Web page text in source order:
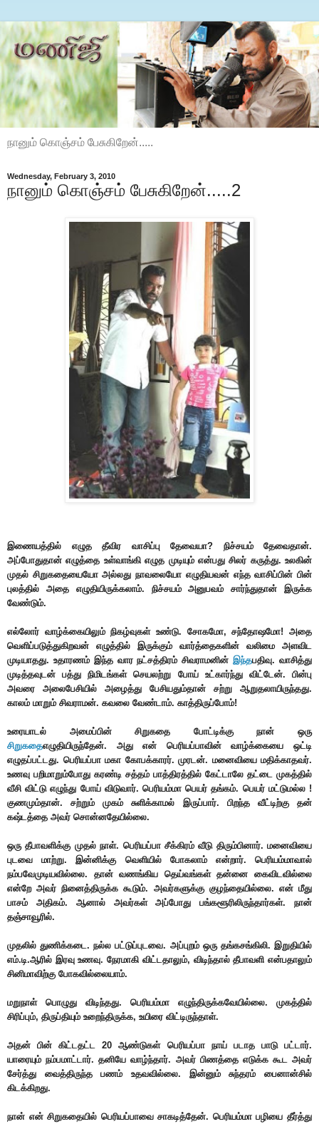
நானும் கொஞ்சம் பேசுகிறேன்.....
Wednesday, February 3, 2010
நானும் கொஞ்சம் பேசுகிறேன்.....2
இணையத்தில் எழுத தீவிர வாசிப்பு தேவையா? நிச்சயம் தேவைதான்.
அப்போதுதான் எழுத்தை உள்வாங்கி எழுத முடியும் என்பது சிலர் கருத்து. உலகின்
முதல் சிறுகதையையோ அல்லது நாவலையோ எழுதியவன் எந்த வாசிப்பின் பின்
புலத்தில் அதை எழுதியிருக்கலாம். நிச்சயம் அனுபவம் சார்ந்துதான் இருக்க
வேண்டும்.
எல்லோர் வாழ்க்கையிலும் நிகழ்வுகள் உண்டு. சோகமோ, சந்தோஷமோ! அதை
வெளிப்படுத்துகிறவன் எழுத்தில் இருக்கும் வார்த்தைகளின் வலிமை அளவிட
முடியாதது. உதாரணம் இந்த வார நட்சத்திரம் சிவராமனின்இந்தபதிவு. வாசித்து
முடித்தவுடன் பத்து நிமிடங்கள் செயலற்று போய் உட்கார்ந்து விட்டேன். பின்பு
அவரை அலைபேசியில் அழைத்து பேசியதும்தான் சற்று ஆறுதலாயிருந்தது.
காலம் மாறும் சிவராமன். கவலை வேண்டாம். காத்திருப்போம்!
உரையாடல் அமைப்பின் சிறுகதை போட்டிக்கு நான் ஒரு
சிறுகதைஎழுதியிருந்தேன். அது என் பெரியப்பாவின் வாழ்க்கையை ஒட்டி
எழுதப்பட்டது. பெரியப்பா மகா கோபக்காரர். முரடன். மனைவியை மதிக்காதவர்.
உணவு பறிமாறும்போது கரண்டி சத்தம் பாத்திரத்தில் கேட்டாலே தட்டை முகத்தில்
வீசி விட்டு எழுந்து போய் விடுவார். பெரியம்மா பெயர் தங்கம். பெயர் மட்டுமல்ல !
குணமும்தான். சற்றும் முகம் சுளிக்காமல் இருப்பார். பிறந்த வீட்டிற்கு தன்
கஷ்டத்தை அவர் சொன்னதேயில்லை.
ஒரு தீபாவளிக்கு முதல் நாள். பெரியப்பா சீக்கிரம் வீடு திரும்பினார். மனைவியை
புடவை மாற்று. இன்னிக்கு வெளியில் போகலாம் என்றார். பெரியம்மாவால்
நம்பவேமுடியவில்லை. தான் வணங்கிய தெய்வங்கள் தன்னை கைவிடவில்லை
என்றே அவர் நினைத்திருக்க கூடும். அவர்களுக்கு குழந்தையில்லை. என் மீது
பாசம் அதிகம். ஆனால் அவர்கள் அப்போது பங்களூரிலிருந்தார்கள். நான்
தஞ்சாவூரில்.
முதலில் துணிக்கடை. நல்ல பட்டுப்புடவை. அப்புறம் ஒரு தங்கசங்கிலி. இறுதியில்
எம்.டி.ஆரில் இரவு உணவு. நேரமாகி விட்டதாலும், விடிந்தால் தீபாவளி என்பதாலும்
சினிமாவிற்கு போகவில்லையாம்.
மறுநாள் பொழுது விடிந்தது. பெரியம்மா எழுந்திருக்கவேயில்லை. முகத்தில்
சிரிப்பும், திருப்தியும் உறைந்திருக்க, உயிரை விட்டிருந்தாள்.
அதன் பின் கிட்டதட்ட 20 ஆண்டுகள் பெரியப்பா நாய் படாத பாடு பட்டார்.
யாரையும் நம்பமாட்டார். தனியே வாழ்ந்தார். அவர் பிணத்தை எடுக்க கூட அவர்
சேர்த்து வைத்திருந்த பணம் உதவவில்லை. இன்னும் சுந்தரம் பைனான்சில்
கிடக்கிறது.
நான் என் சிறுகதையில் பெரியப்பாவை சாகடித்தேன். பெரியம்மா பழியை தீர்த்து